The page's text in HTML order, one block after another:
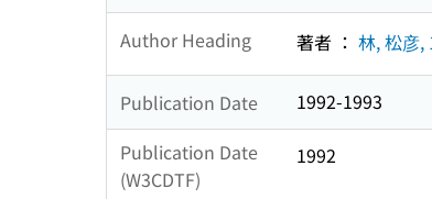
Author Heading 著者 ： 林, 松彦,
Publication Date
1992-1993
Publication Date
(W3CDTF)
1992